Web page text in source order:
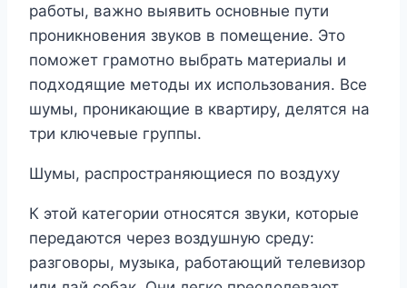
работы, важно выявить основные пути
проникновения звуков в помещение. Это
поможет грамотно выбрать материалы и
подходящие методы их использования. Все
шумы, проникающие в квартиру, делятся на
три ключевые группы.
Шумы, распространяющиеся по воздуху
К этой категории относятся звуки, которые
передаются через воздушную среду:
разговоры, музыка, работающий телевизор